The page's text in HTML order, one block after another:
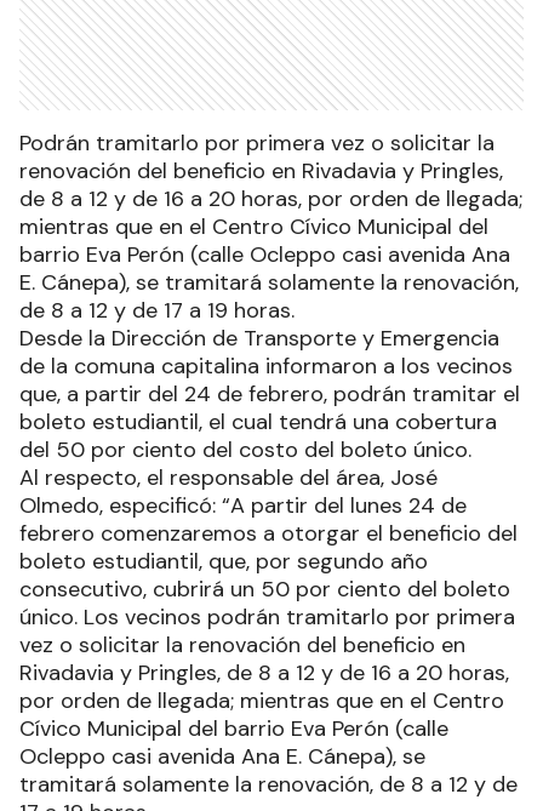
Podrán tramitarlo por primera vez o solicitar la
renovación del beneficio en Rivadavia y Pringles,
de 8 a 12 y de 16 a 20 horas, por orden de llegada;
mientras que en el Centro Cívico Municipal del
barrio Eva Perón (calle Ocleppo casi avenida Ana
E. Cánepa), se tramitará solamente la renovación,
de 8 a 12 y de 17 a 19 horas.
Desde la Dirección de Transporte y Emergencia
de la comuna capitalina informaron a los vecinos
que, a partir del 24 de febrero, podrán tramitar el
boleto estudiantil, el cual tendrá una cobertura
del 50 por ciento del costo del boleto único.
Al respecto, el responsable del área, José
Olmedo, especificó: “A partir del lunes 24 de
febrero comenzaremos a otorgar el beneficio del
boleto estudiantil, que, por segundo año
consecutivo, cubrirá un 50 por ciento del boleto
único. Los vecinos podrán tramitarlo por primera
vez o solicitar la renovación del beneficio en
Rivadavia y Pringles, de 8 a 12 y de 16 a 20 horas,
por orden de llegada; mientras que en el Centro
Cívico Municipal del barrio Eva Perón (calle
Ocleppo casi avenida Ana E. Cánepa), se
tramitará solamente la renovación, de 8 a 12 y de